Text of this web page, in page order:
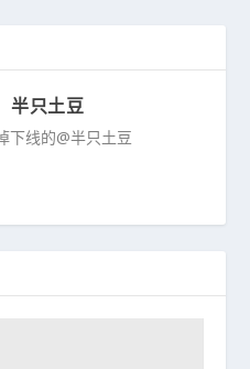
半只土豆
下线的@半只土豆